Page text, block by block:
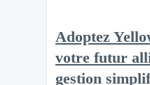
Adoptez
votre futur
gestion